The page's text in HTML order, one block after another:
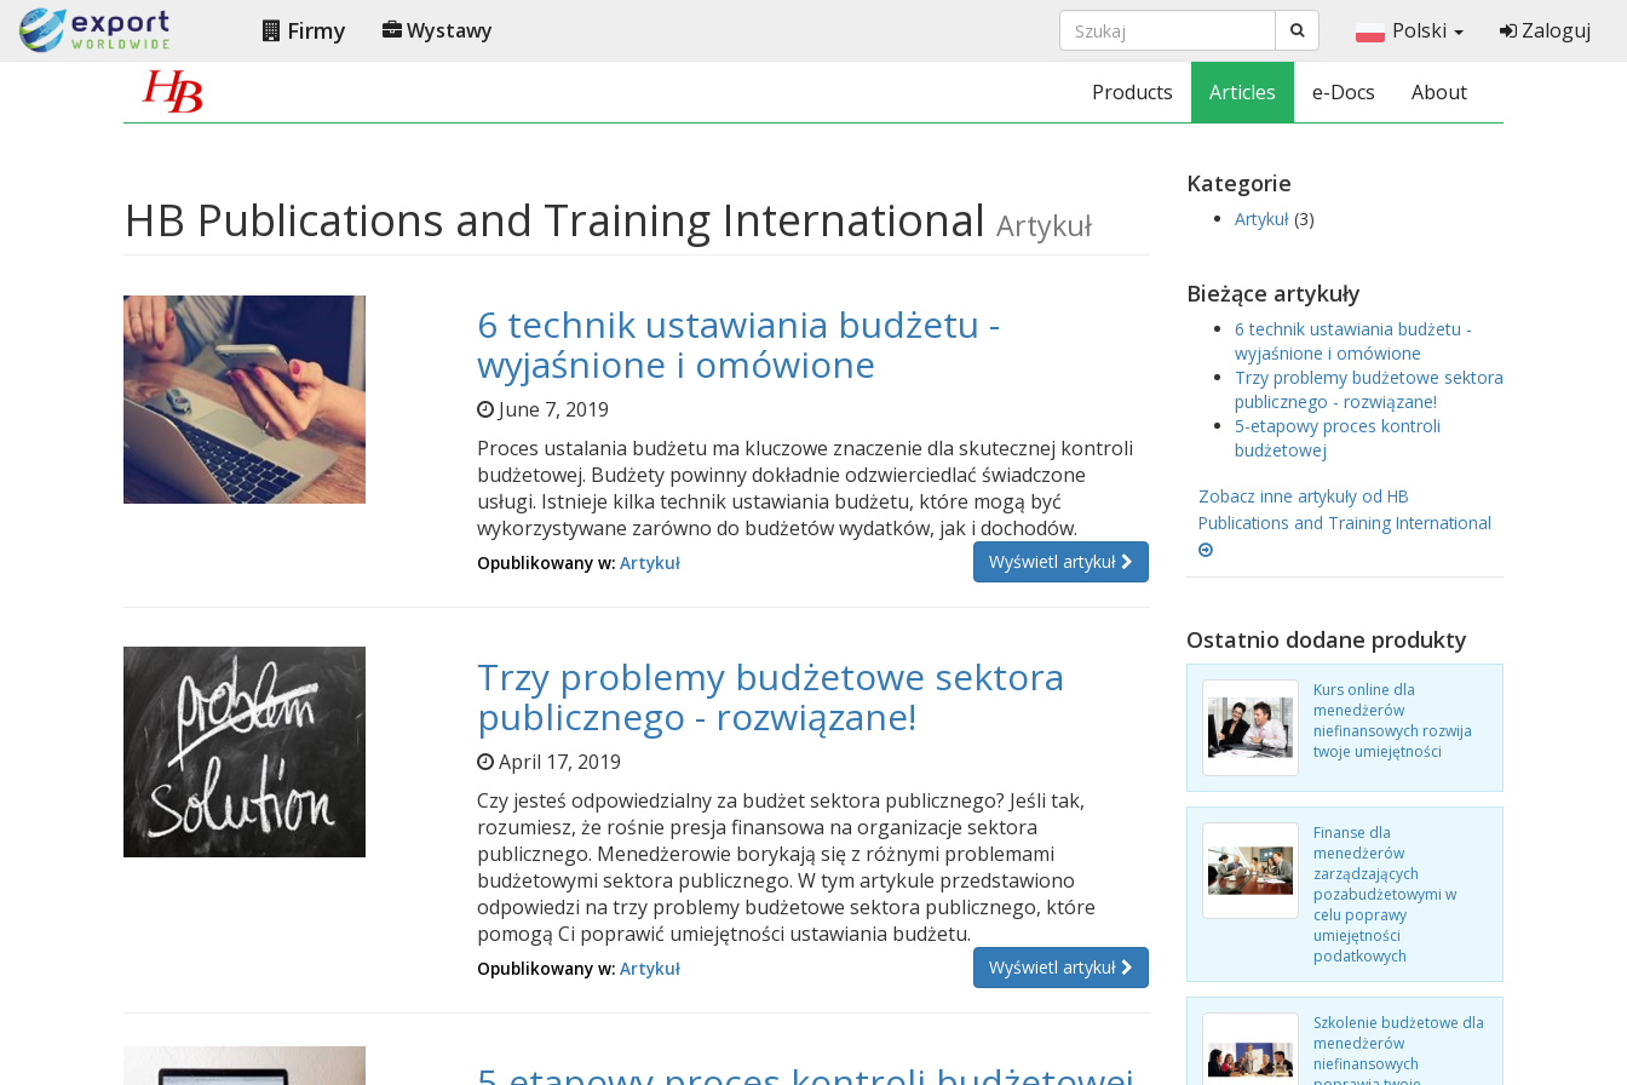
Firmy Wystawy Polski Zaloguj
Products Articles e-Docs About
HB Publications and Training International Artykuł
6 technik ustawiania budżetu -
wyjaśnione i omówione
June 7, 2019
Proces ustalania budżetu ma kluczowe znaczenie dla skutecznej kontroli
budżetowej. Budżety powinny dokładnie odzwierciedlać świadczone
usługi. Istnieje kilka technik ustawiania budżetu, które mogą być
wykorzystywane zarówno do budżetów wydatków, jak i dochodów.
Wyświetl artykuł
Opublikowany w:Artykuł
Trzy problemy budżetowe sektora
publicznego - rozwiązane!
April 17, 2019
Czy jesteś odpowiedzialny za budżet sektora publicznego? Jeśli tak,
rozumiesz, że rośnie presja finansowa na organizacje sektora
publicznego. Menedżerowie borykają się z różnymi problemami
budżetowymi sektora publicznego. W tym artykule przedstawiono
odpowiedzi na trzy problemy budżetowe sektora publicznego, które
pomogą Ci poprawić umiejętności ustawiania budżetu.
Wyświetl artykuł
Opublikowany w:Artykuł
Kategorie
Artykuł (3)
Bieżące artykuły
6 technik ustawiania budżetu -
wyjaśnione i omówione
Trzy problemy budżetowe sektora
publicznego - rozwiązane!
5-etapowy proces kontroli
budżetowej
Zobacz inne artykuły od HB
Publications and Training International
Ostatnio dodane produkty
Kurs online dla
menedżerów
niefinansowych rozwija
twoje umiejętności
Finanse dla
menedżerów
zarządzających
pozabudżetowymi w
celu poprawy
umiejętności
podatkowych
Szkolenie budżetowe dla
menedżerów
niefinansowych